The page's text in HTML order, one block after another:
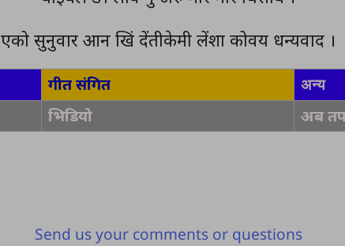
एको सुनुवार आन खिं देंतीकेमी लेंशा कोवय धन्यवाद ।
गीत संगित अन्य
भिडियो अब
Send us your comments or questions